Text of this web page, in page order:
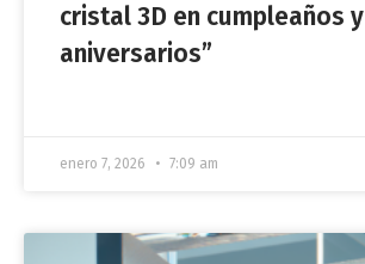
cristal 3D en cumpleaños y
aniversarios”
enero 7, 2026 7:09 am